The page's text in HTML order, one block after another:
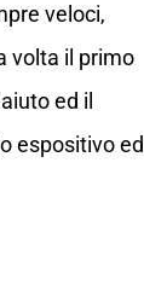
veloci,
volta il primo
ed il
espositivo ed